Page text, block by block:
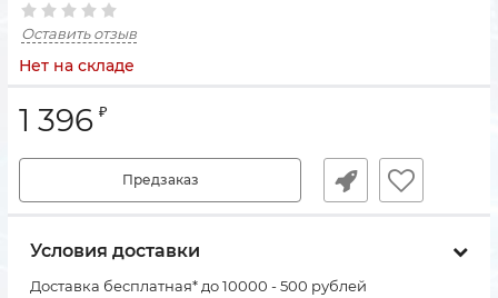
Оставить отзыв
Нет на складе
1 396 ₽
Предзаказ
Условия доставки
Доставка бесплатная* до 10000 - 500 рублей